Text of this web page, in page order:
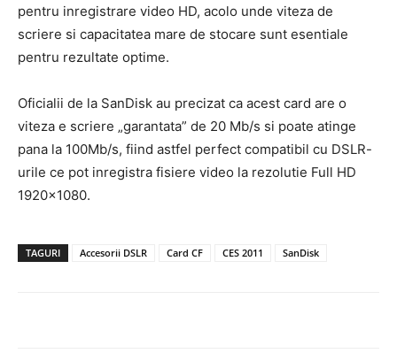
pentru inregistrare video HD, acolo unde viteza de
scriere si capacitatea mare de stocare sunt esentiale
pentru rezultate optime.
Oficialii de la SanDisk au precizat ca acest card are o
viteza e scriere „garantata” de 20 Mb/s si poate atinge
pana la 100Mb/s, fiind astfel perfect compatibil cu DSLR-
urile ce pot inregistra fisiere video la rezolutie Full HD
1920×1080.
TAGURI Accesorii DSLR Card CF CES 2011 SanDisk